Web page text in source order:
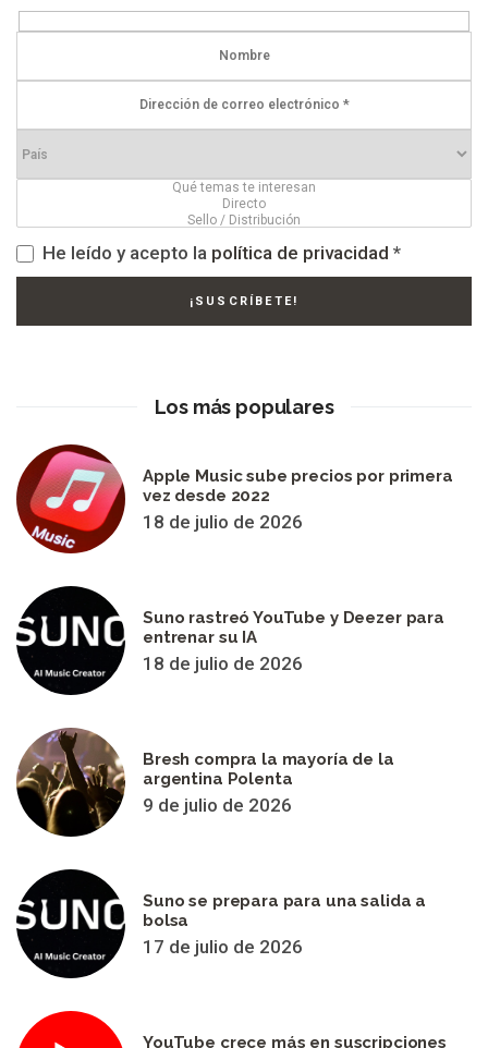
He leído y acepto la política de privacidad *
Los más populares
Apple Music sube precios por primera
vez desde 2022
18 de julio de 2026
Suno rastreó YouTube y Deezer para
entrenar su IA
18 de julio de 2026
Bresh compra la mayoría de la
argentina Polenta
9 de julio de 2026
Suno se prepara para una salida a
bolsa
17 de julio de 2026
YouTube crece más en suscripciones